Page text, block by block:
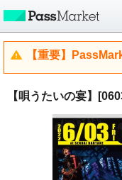
【重要】
【唄うたいの宴】